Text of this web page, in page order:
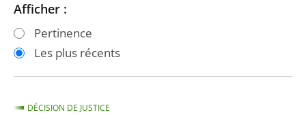
Passer
les
filtres
après
Passer
les
filtres
avant
Afficher :
Pertinence
Les plus récents
DÉCISION DE JUSTICE